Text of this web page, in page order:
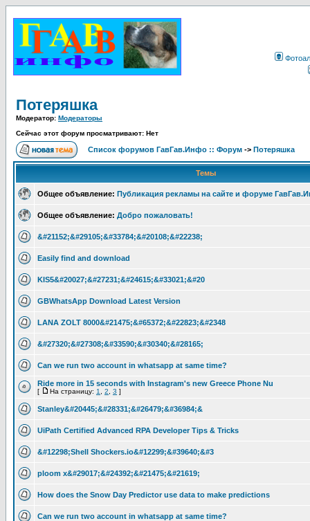
Потеряшка
Модератор: Модераторы
Сейчас этот форум просматривают: Нет
Список форумов ГавГав.Инфо :: Форум -> Потеряшка
Темы
Общее объявление: Публикация рекламы на сайте и форуме
Общее объявление: Добро пожаловать!
&#21152;&#29105;&#33784;&#20108;&#22238;
Easily find and download
KIS5&#20027;&#27231;&#24615;&#33021;&#20
GBWhatsApp Download Latest Version
LANA ZOLT 8000&#21475;&#65372;&#22823;&#2348
&#27320;&#27308;&#33590;&#30340;&#28165;
Can we run two account in whatsapp at same time?
Ride more in 15 seconds with Instagram's new Greece Phone Nu
[ На страницу: 1 2 3 ]
Stanley&#20445;&#28331;&#26479;&#36984;&
UiPath Certified Advanced RPA Developer Tips & Tricks
&#12298;Shell Shockers.io&#12299;&#39640;&#3
ploom x&#29017;&#24392;&#21475;&#21619;
How does the Snow Day Predictor use data to make predictions
Can we run two account in whatsapp at same time?